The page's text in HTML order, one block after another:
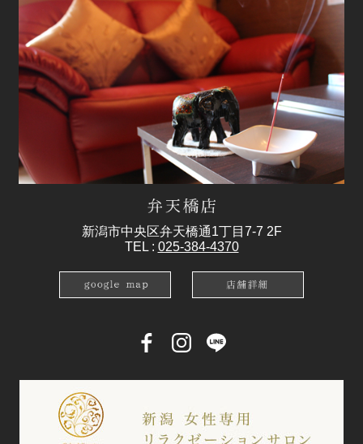
新潟市中央区弁天橋通1丁目7-7 2F
TEL : 025-384-4370